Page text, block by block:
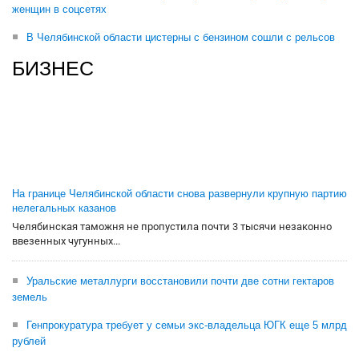
женщин в соцсетях
В Челябинской области цистерны с бензином сошли с рельсов
БИЗНЕС
На границе Челябинской области снова развернули крупную партию
нелегальных казанов
Челябинская таможня не пропустила почти 3 тысячи незаконно
ввезенных чугунных...
Уральские металлурги восстановили почти две сотни гектаров
земель
Генпрокуратура требует у семьи экс-владельца ЮГК еще 5 млрд
рублей